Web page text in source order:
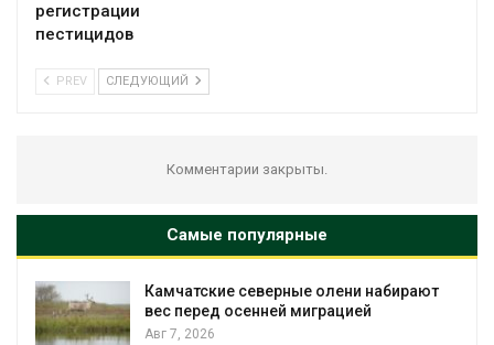
регистрации
пестицидов
PREV СЛЕДУЮЩИЙ
Комментарии закрыты.
Самые популярные
Камчатские северные олени набирают
вес перед осенней миграцией
Авг 7, 2026